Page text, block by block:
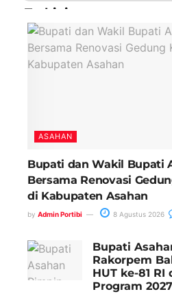
Terkini
ASAHAN
Bupati dan Wakil Bupati
Bersama Renovasi
di Kabupaten Asahan
by Admin Portibi 8 Agustus 2026
Bupati
Rakorpem
HUT ke-81
Program 2027